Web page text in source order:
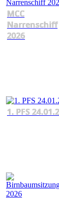
MCC
Narrenschiff
2026
1. PFS